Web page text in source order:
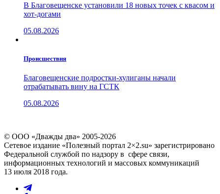
В Благовещенске установили 18 новых точек с квасом и
хот-догами
05.08.2026
Проиcшествия
Благовещенские подростки-хулиганы начали
отрабатывать вину на ГСТК
05.08.2026
© ООО «Дважды два» 2005-2026
Сетевое издание «Полезный портал 2×2.su» зарегистрировано
Федеральной службой по надзору в сфере связи,
информационных технологий и массовых коммуникаций
13 июля 2018 года.